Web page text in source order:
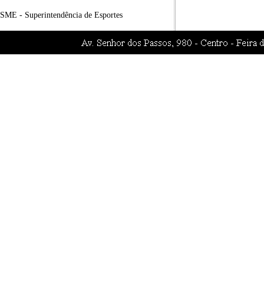
SME - Superintendência de Esportes